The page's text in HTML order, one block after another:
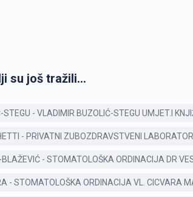
su još tražili...
- VLADIMIR BUZOLIĆ-STEGU UMJET.I
- PRIVATNI ZUBOZDRAVSTVENI
- STOMATOLOŠKA ORDINACIJA DR
- STOMATOLOŠKA ORDINACIJA VL. CICVARA